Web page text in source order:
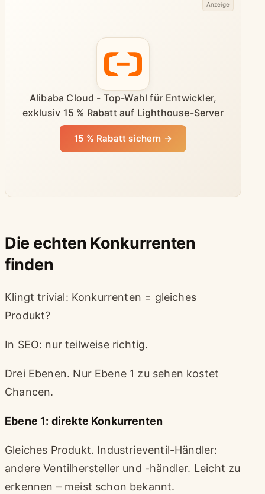
Alibaba Cloud - Top-Wahl für Entwickler,
exklusiv 15 % Rabatt auf Lighthouse-Server
15 % Rabatt sichern →
Anzeige
Die echten Konkurrenten
finden
Klingt trivial: Konkurrenten = gleiches
Produkt?
In SEO: nur teilweise richtig.
Drei Ebenen. Nur Ebene 1 zu sehen kostet
Chancen.
Ebene 1: direkte Konkurrenten
Gleiches Produkt. Industrieventil-Händler:
andere Ventilhersteller und -händler. Leicht zu
erkennen – meist schon bekannt.